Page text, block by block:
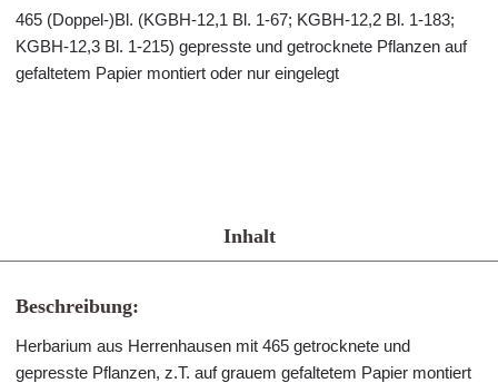
465 (Doppel-)Bl. (KGBH-12,1 Bl. 1-67; KGBH-12,2 Bl. 1-183;
KGBH-12,3 Bl. 1-215) gepresste und getrocknete Pflanzen auf
gefaltetem Papier montiert oder nur eingelegt
Inhalt
Beschreibung:
Herbarium aus Herrenhausen mit 465 getrocknete und
gepresste Pflanzen, z.T. auf grauem gefaltetem Papier montiert